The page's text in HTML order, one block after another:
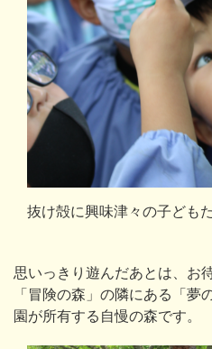
抜け殻に興味津々の子ども
思いっきり遊んだあとは、お
「冒険の森」の隣にある「夢
園が所有する自慢の森です。